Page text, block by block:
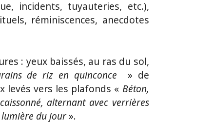
incidents, tuyauteries, etc.),
réminiscences, anecdotes
: yeux baissés, au ras du sol,
de riz en quinconce
» de
levés vers les plafonds « Béton,
alternant avec verrières
lumière du jour».